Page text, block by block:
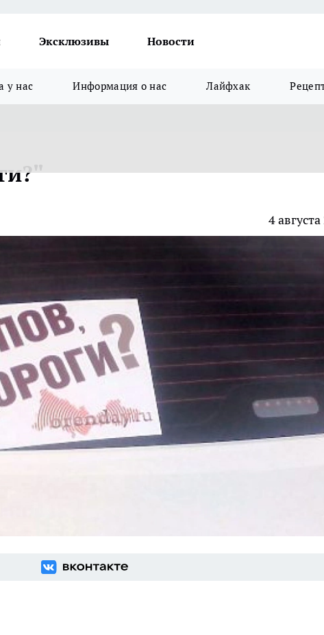
Эксклюзивы Новости
у нас Информация о нас Лайфхак
4